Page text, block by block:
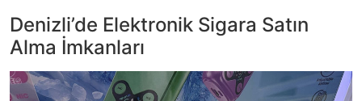
Denizli’de Elektronik Sigara Satın
Alma İmkanları